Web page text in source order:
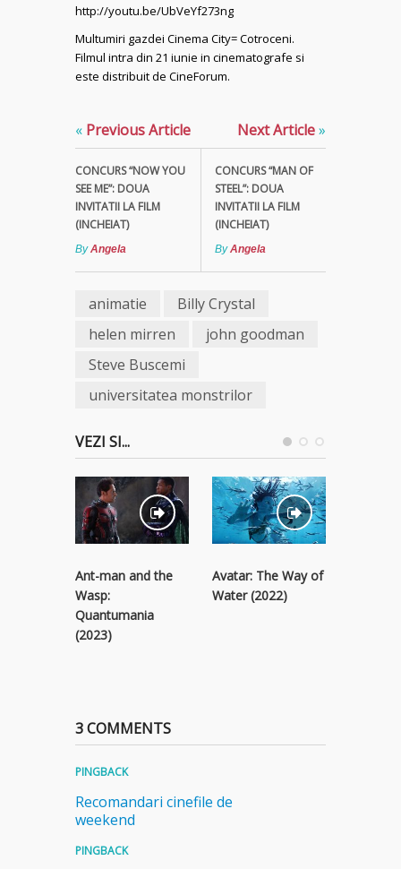
http://youtu.be/UbVeYf273ng
Multumiri gazdei Cinema City= Cotroceni.
Filmul intra din 21 iunie in cinematografe si
este distribuit de CineForum.
« Previous Article
CONCURS “NOW YOU
SEE ME”: DOUA
INVITATII LA FILM
(INCHEIAT)
ByAngela
Next Article»
CONCURS “MAN OF
STEEL”: DOUA
INVITATII LA FILM
(INCHEIAT)
ByAngela
animatie
Billy Crystal
helen mirren
john goodman
Steve Buscemi
universitatea monstrilor
VEZI SI...
Ant-man and the
Wasp:
Quantumania
(2023)
Avatar: The Way of
Water (2022)
3 COMMENTS
PINGBACK
Recomandari cinefile de
weekend
PINGBACK